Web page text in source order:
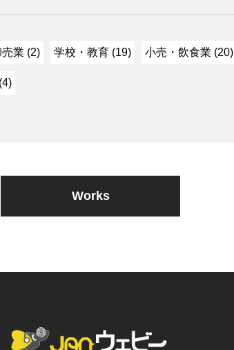
業 (2) 学校・教育 (19) 小売・飲食業 (20)
Works